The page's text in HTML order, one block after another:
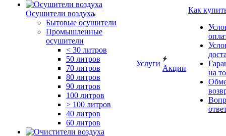
Осушители воздуха
Бытовые осушители
Промышленные
осушители
< 30 литров
50 литров
70 литров
80 литров
90 литров
100 литров
> 100 литров
40 литров
60 литров
Услуги
Акции
Как
на